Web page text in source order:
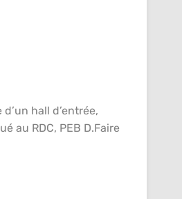
hall d’entrée,
au RDC, PEB D.Faire